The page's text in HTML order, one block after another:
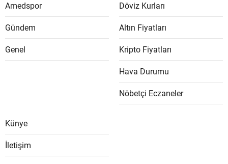
Amedspor
Gündem
Genel
Döviz Kurları
Altın Fiyatları
Kripto Fiyatları
Hava Durumu
Nöbetçi Eczaneler
Künye
İletişim